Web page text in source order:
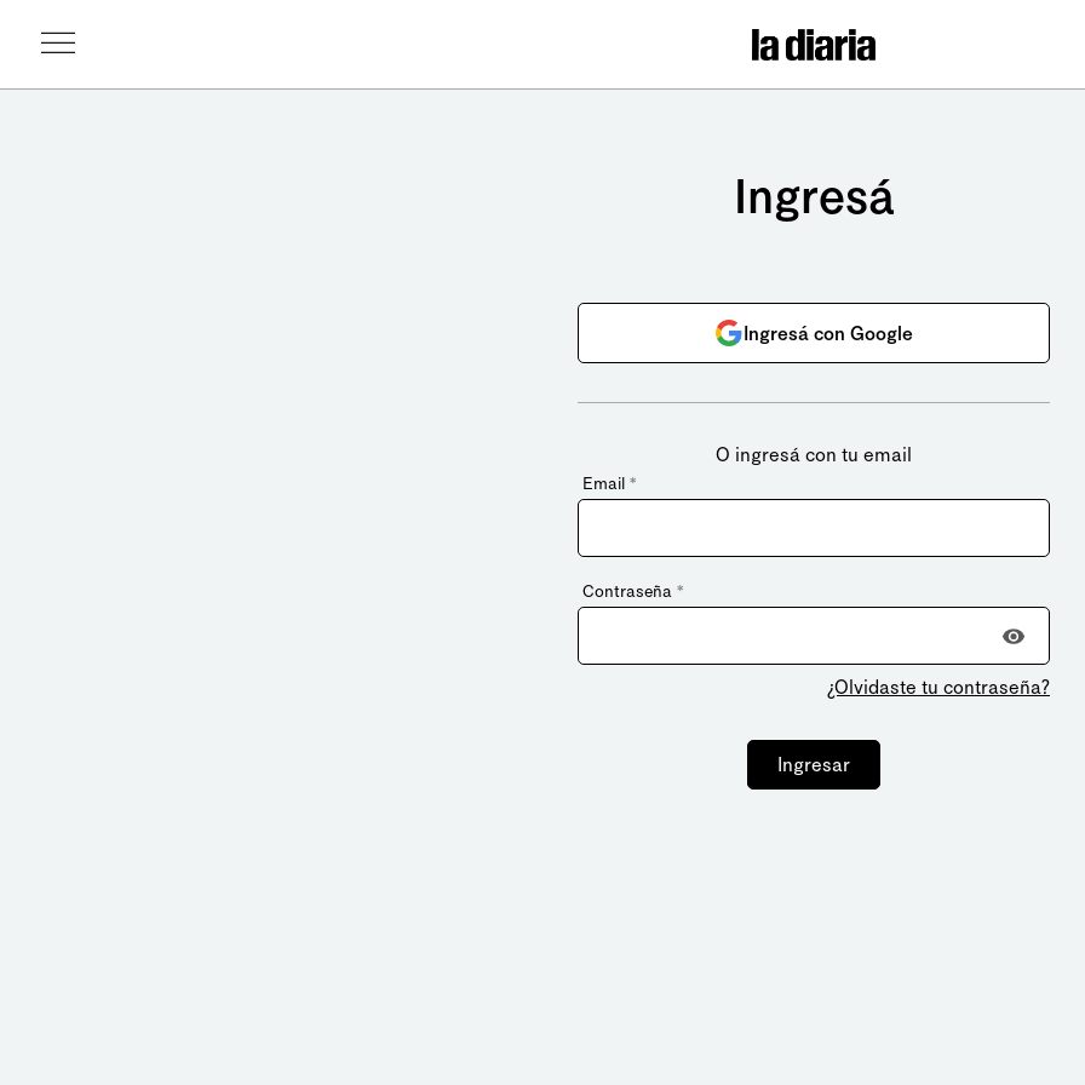
Ingresá
Ingresá con Google
O ingresá con tu email
Email *
Contraseña *
¿Olvidaste tu contraseña?
Ingresar